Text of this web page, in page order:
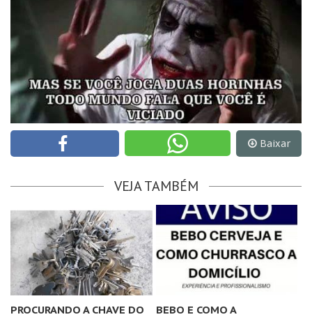
Baixar
VEJA TAMBÉM
PROCURANDO A CHAVE DO
BEBO E COMO A